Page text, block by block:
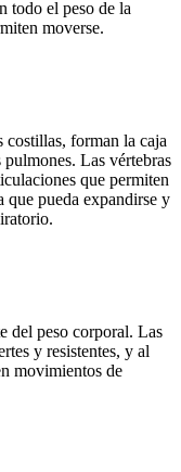
todo el peso de la
moverse.
costillas, forman la caja
Las vértebras
que permiten
que pueda expandirse y
del peso corporal. Las
y resistentes, y al
movimientos de